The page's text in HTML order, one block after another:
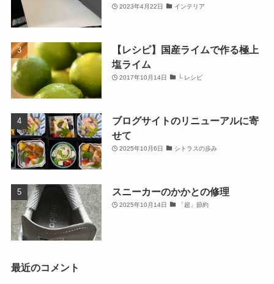
2023年4月22日 インテリア
【レシピ】国産ライムで作る極上
塩ライム
2017年10月14日 └ レシピ
ブログサイトのリニューアルに寄
せて
2025年10月6日 シトラスの歩み
スニーカーのかかとの修理
2025年10月14日 「超」節約
最近のコメント